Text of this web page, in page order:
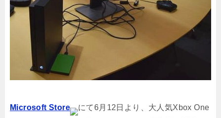
Microsoft Store
にて6月12日より、大人気Xbox One